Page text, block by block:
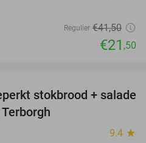
Regulier €41,50
€21 ,50
44%
stokbrood + salade
9.4 star